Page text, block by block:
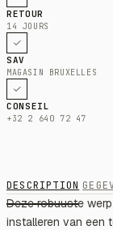
RETOUR
14 JOURS
SAV
MAGASIN BRUXELLES
CONSEIL
+32 2 640 72 47
DESCRIPTION
Deze robuuste
installeren van een